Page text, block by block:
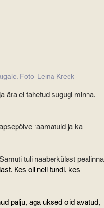
Foto: Leina Kreek
ära ei tahetud sugugi minna.
raamatuid ja ka
tuli naaberkülast pealinna
Kes oli neli tundi, kes
palju, aga uksed olid avatud,